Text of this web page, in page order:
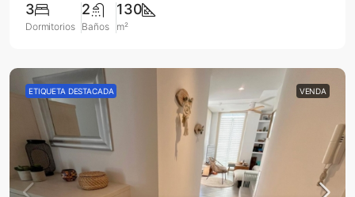
3
Dormitorios
2
Baños
130
m²
ETIQUETA DESTACADA VENDA